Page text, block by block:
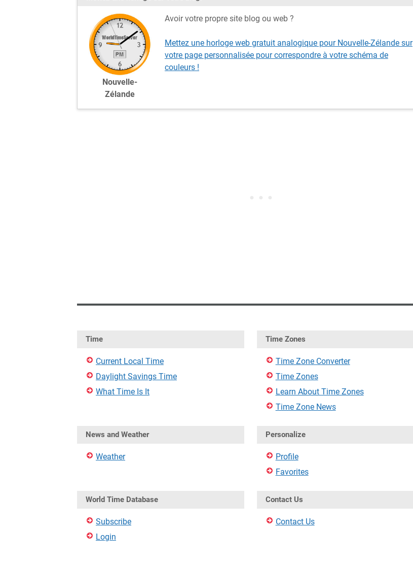
Nouvelle-
Zélande
Avoir votre propre site blog ou web ?
Mettez une horloge web gratuit analogique pour Nouvelle-Zélande sur
votre page personnalisée pour correspondre à votre schéma de
couleurs !
Time
Current Local Time
Daylight Savings Time
What Time Is It
Time Zones
Time Zone Converter
Time Zones
Learn About Time Zones
Time Zone News
News and Weather
Weather
Personalize
Profile
Favorites
World Time Database
Subscribe
Login
Contact Us
Contact Us